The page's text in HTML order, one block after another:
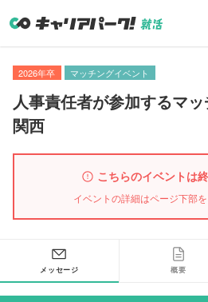
2026年卒 マッチングイベント
人事責任者が参加するマ
関西
こちらのイベントは
イベントの詳細はページ下部を
メッセージ 概要